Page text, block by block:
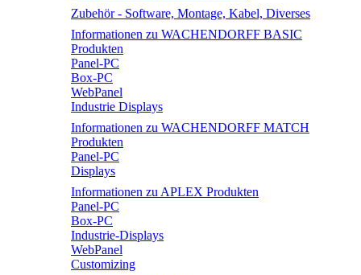
Zubehör - Software, Montage, Kabel, Diverses
Informationen zu WACHENDORFF BASIC
Produkten
Panel-PC
Box-PC
WebPanel
Industrie Displays
Informationen zu WACHENDORFF MATCH
Produkten
Panel-PC
Displays
Informationen zu APLEX Produkten
Panel-PC
Box-PC
Industrie-Displays
WebPanel
Customizing